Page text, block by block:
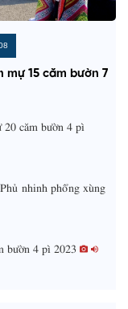
15 căm bườn 7
căm bườn 4 pì
nhinh phổng xùng
bườn 4 pì 2023